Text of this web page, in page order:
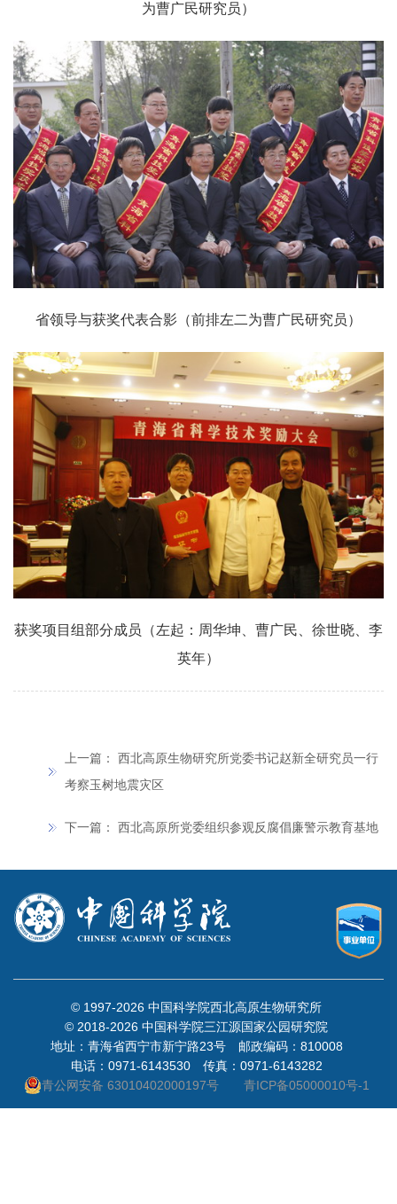
为曹广民研究员）
省领导与获奖代表合影（前排左二为曹广民研究员）
获奖项目组部分成员（左起：周华坤、曹广民、徐世晓、李
英年）
上一篇： 西北高原生物研究所党委书记赵新全研究员一行
考察玉树地震灾区
下一篇： 西北高原所党委组织参观反腐倡廉警示教育基地
© 1997-2026 中国科学院西北高原生物研究所
© 2018-2026 中国科学院三江源国家公园研究院
地址：青海省西宁市新宁路23号 邮政编码：810008
电话：0971-6143530 传真：0971-6143282
青公网安备 63010402000197号
青ICP备05000010号-1